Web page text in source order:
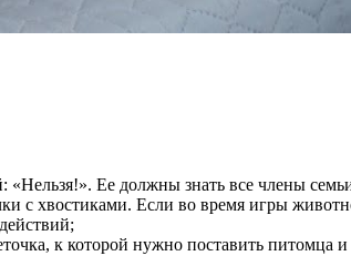
«Нельзя!». Ее должны знать все члены
с хвостиками. Если во время игры
к которой нужно поставить питомца